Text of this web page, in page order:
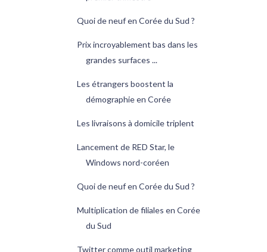
Quoi de neuf en Corée du Sud ?
Prix incroyablement bas dans les
grandes surfaces ...
Les étrangers boostent la
démographie en Corée
Les livraisons à domicile triplent
Lancement de RED Star, le
Windows nord-coréen
Quoi de neuf en Corée du Sud ?
Multiplication de filiales en Corée
du Sud
Twitter comme outil marketing